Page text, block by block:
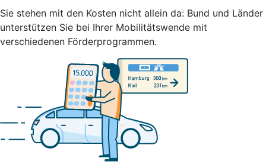
Sie stehen mit den Kosten nicht allein da: Bund und Länder
unterstützen Sie bei Ihrer Mobilitätswende mit
verschiedenen Förderprogrammen.